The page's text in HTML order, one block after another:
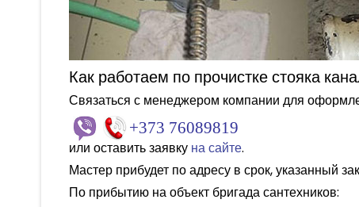
Как работаем по прочистке стояка
Связаться с менеджером компании для
+373 76089819
или оставить заявку на сайте.
Мастер прибудет по адресу в срок, указанный
По прибытию на объект бригада сантехников: